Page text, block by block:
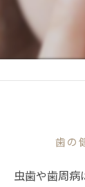
歯の
虫歯や歯周病